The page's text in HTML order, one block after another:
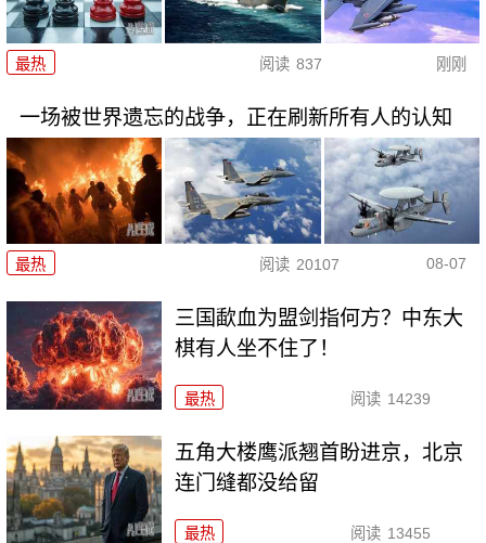
最热 阅读 837 刚刚
一场被世界遗忘的战争，正在刷新所有人的认知
最热 阅读 20107 08-07
三国歃血为盟剑指何方？中东大
棋有人坐不住了！
最热 阅读 14239
五角大楼鹰派翘首盼进京，北京
连门缝都没给留
最热 阅读 13455